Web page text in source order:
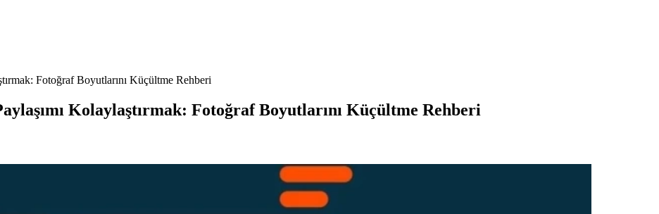
Fotoğraf Boyutlarını Küçültme Rehberi
Kolaylaştırmak: Fotoğraf Boyutlarını Küçültme Rehberi